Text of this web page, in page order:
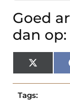
Goed
dan op:
X
(Twitter)
Tags: